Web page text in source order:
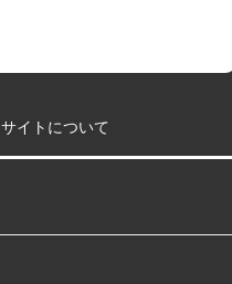
サイトについて